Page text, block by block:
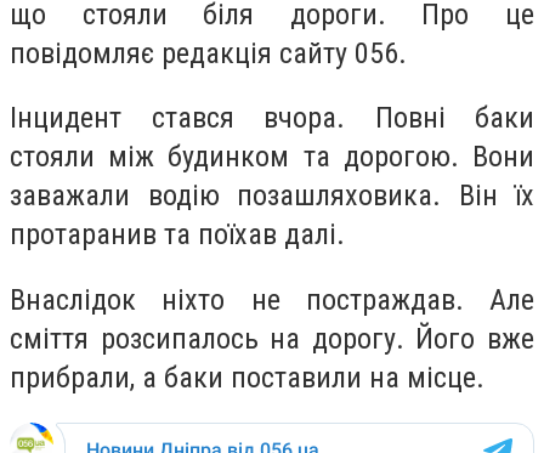
що стояли біля дороги. Про це
повідомляє редакція сайту 056.
Інцидент стався вчора. Повні баки
стояли між будинком та дорогою. Вони
заважали водію позашляховика. Він їх
протаранив та поїхав далі.
Внаслідок ніхто не постраждав. Але
сміття розсипалось на дорогу. Його вже
прибрали, а баки поставили на місце.